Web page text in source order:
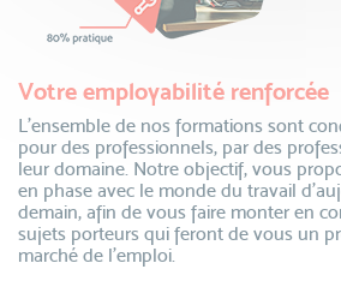
Votre employabilité renforcée
L’ensemble de nos formations sont
pour des professionnels, par des
leur domaine. Notre objectif, vous
en phase avec le monde du travail
demain, afin de vous faire monter en
sujets porteurs qui feront de vous un
marché de l’emploi.